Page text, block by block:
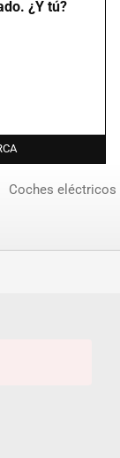
¿Y tú?
Coches eléctricos